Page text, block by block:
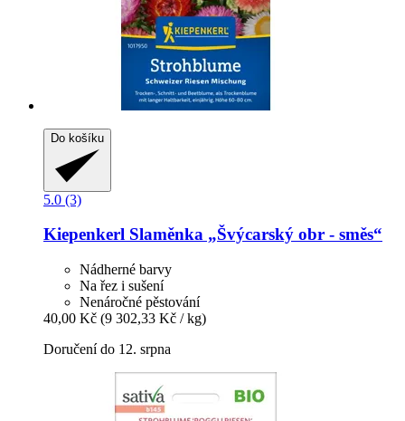
Do košíku
5.0 (3)
Kiepenkerl Slaměnka „Švýcarský obr -​ směs“
Nádherné barvy
Na řez i sušení
Nenáročné pěstování
40,00 Kč (9 302,33 Kč / kg)
Doručení do 12. srpna